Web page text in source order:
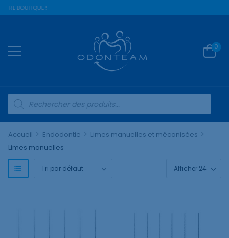
BOUTIQUE !
0
Accueil > Endodontie > Limes manuelles et mécanisées >
Limes manuelles